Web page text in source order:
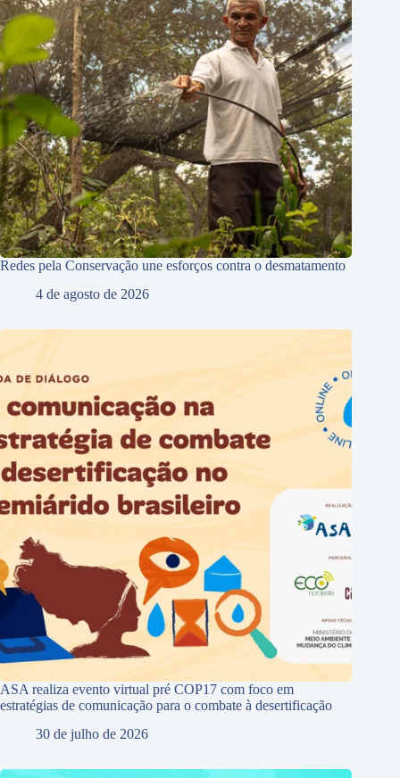
Redes pela Conservação une esforços contra o desmatamento
4 de agosto de 2026
ASA realiza evento virtual pré COP17 com foco em
estratégias de comunicação para o combate à desertificação
30 de julho de 2026